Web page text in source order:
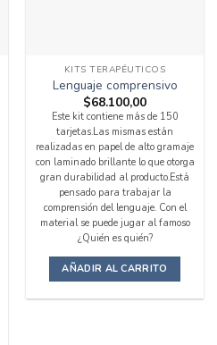
KITS TERAPÉUTICOS
Lenguaje comprensivo
$68.100,00
Este kit contiene más de 150
tarjetas.Las mismas están
realizadas en papel de alto gramaje
con laminado brillante lo que otorga
gran durabilidad al producto.Está
pensado para trabajar la
comprensión del lenguaje. Con el
material se puede jugar al famoso
¿Quién es quién?
AÑADIR AL CARRITO